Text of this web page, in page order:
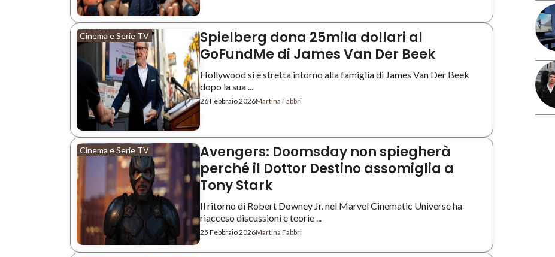
Cinema e Serie TV
Spielberg dona 25mila dollari al
GoFundMe di James Van Der Beek
Hollywood si è stretta intorno alla famiglia di James Van Der Beek
dopo la sua ...
26 Febbraio 2026Martina Fabbri
Cinema e Serie TV
Avengers: Doomsday non spiegherà
perché il Dottor Destino assomiglia a
Tony Stark
Il ritorno di Robert Downey Jr. nel Marvel Cinematic Universe ha
riacceso discussioni e teorie ...
25 Febbraio 2026Martina Fabbri